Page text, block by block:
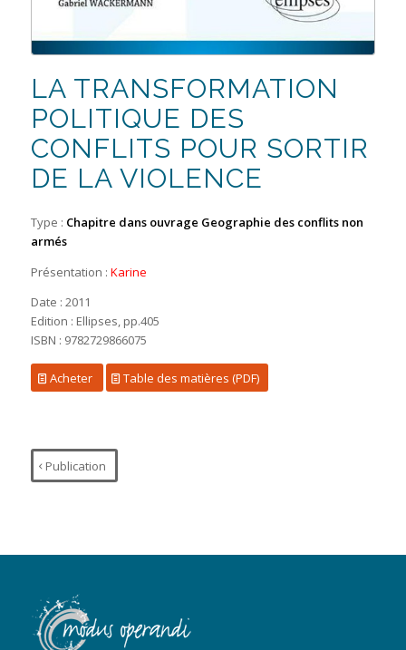
LA TRANSFORMATION
POLITIQUE DES
CONFLITS POUR SORTIR
DE LA VIOLENCE
Type : Chapitre dans ouvrage Geographie des conflits non
armés
Présentation : Karine
Date : 2011
Edition : Ellipses, pp.405
ISBN : 9782729866075
Acheter Table des matières (PDF)
Publication